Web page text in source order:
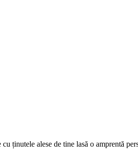
ținutele alese de tine lasă o amprentă